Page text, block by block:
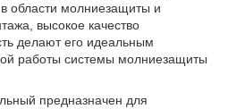
в области молниезащиты и
высокое качество
делают его идеальным
работы системы молниезащиты
предназначен для